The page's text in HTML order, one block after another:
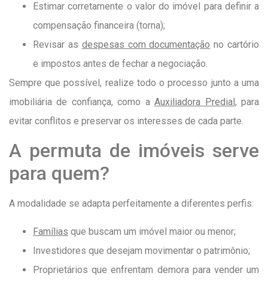
Estimar corretamente o valor do imóvel para definir a
compensação financeira (torna);
Revisar as despesas com documentação no cartório
e impostos antes de fechar a negociação.
Sempre que possível, realize todo o processo junto a uma
imobiliária de confiança, como aAuxiliadora Predial, para
evitar conflitos e preservar os interesses de cada parte.
A permuta de imóveis serve
para quem?
A modalidade se adapta perfeitamente a diferentes perfis:
Famílias que buscam um imóvel maior ou menor;
Investidores que desejam movimentar o patrimônio;
Proprietários que enfrentam demora para vender um